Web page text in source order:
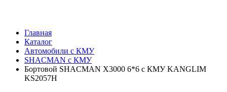
Главная
Каталог
Автомобили с КМУ
SHACMAN с КМУ
Бортовой SHACMAN X3000 6*6 с КМУ KANGLIM
KS2057H